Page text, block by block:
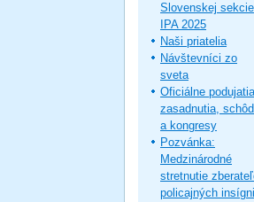
Slovenskej sekcie
IPA 2025
Naši priatelia
Návštevníci zo
sveta
Oficiálne
zasadnutia,
a kongresy
Pozvánka:
Medzinárodné
stretnutie
policajných